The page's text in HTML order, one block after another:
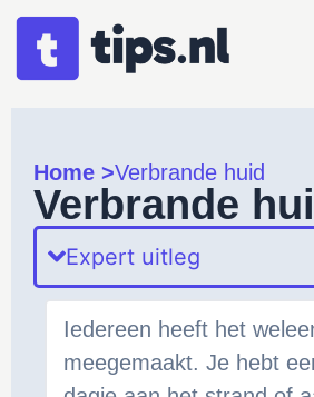
Home >Verbrande huid
Verbrande
Expert uitleg
Iedereen heeft het
meegemaakt. Je hebt